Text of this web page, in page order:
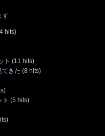
す
hits)
ト (11 hits)
てきた (8 hits)
ト (5 hits)